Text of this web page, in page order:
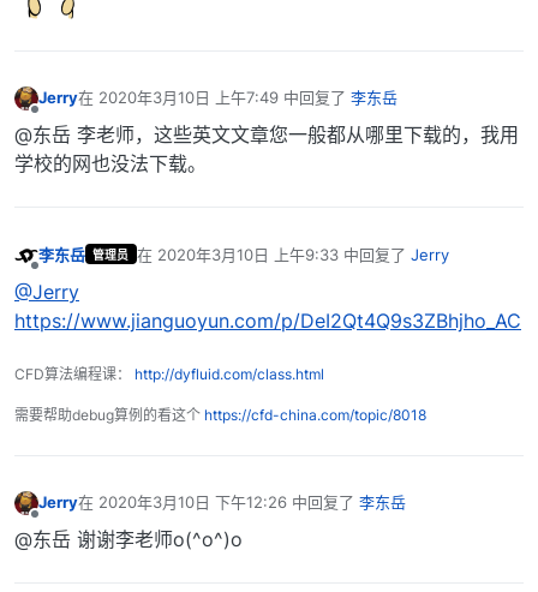
离线
Jerry在 2020年3月10日 上午7:49 中回复了 李东岳
最后由 编辑
@东岳 李老师，这些英文文章您一般都从哪里下载的，我用
学校的网也没法下载。
李东岳 管理员 在 2020年3月10日 上午9:33中回复了 Jerry
最后由 编辑
@Jerry
https://www.jianguoyun.com/p/DeI2Qt4Q9s3ZBhjho_AC
CFD算法编程课： http://dyfluid.com/class.html
需要帮助debug算例的看这个 https://cfd-china.com/topic/8018
离线
Jerry在 2020年3月10日 下午12:26 中回复了 李东岳
最后由 编辑
@东岳 谢谢李老师o(^o^)o